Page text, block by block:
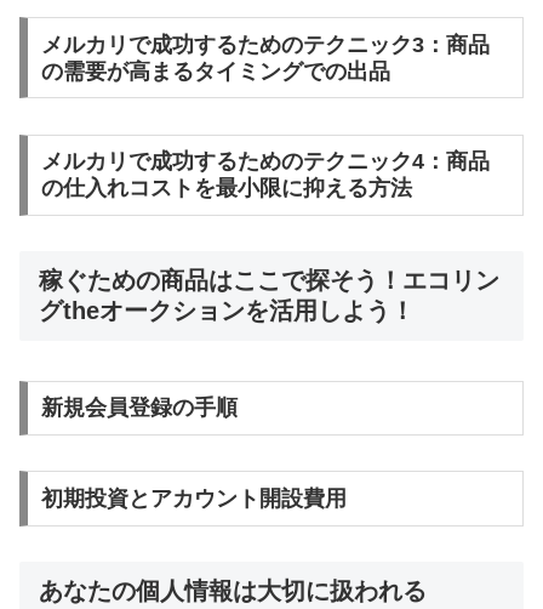
メルカリで成功するためのテクニック3：商品
の需要が高まるタイミングでの出品
メルカリで成功するためのテクニック4：商品
の仕入れコストを最小限に抑える方法
稼ぐための商品はここで探そう！エコリン
グtheオークションを活用しよう！
新規会員登録の手順
初期投資とアカウント開設費用
あなたの個人情報は大切に扱われる